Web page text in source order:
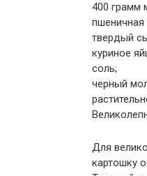
400 грамм
твердый
куриное
соль;
черный
Для
картошку